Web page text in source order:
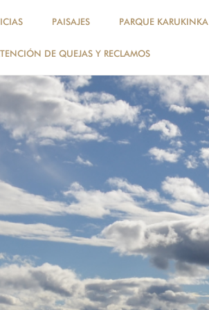
PAISAJES PARQUE KARUKINKA
DE QUEJAS Y RECLAMOS